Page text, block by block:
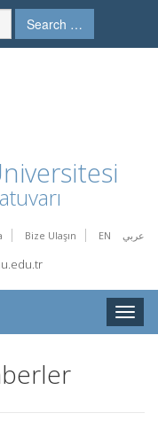
Search …
Bize Ulaşın EN عربي
Toggle